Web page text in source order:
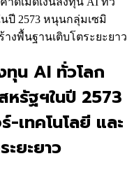
ปี 2573 หนุนกลุ่มเซมิ
งพื้นฐานเติบโตระยะยาว
ทุน AI ทั่วโลก
รัฐฯในปี 2573
เทคโนโลยี และ
ยะยาว